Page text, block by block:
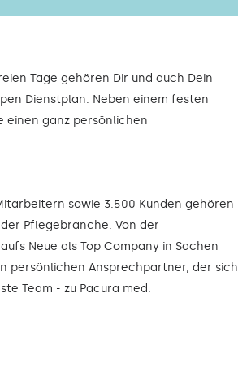
Tage gehören Dir und auch Dein
Dienstplan. Neben einem festen
einen ganz persönlichen
sowie 3.500 Kunden gehören
Pflegebranche. Von der
Neue als Top Company in Sachen
persönlichen Ansprechpartner, der sich
Team - zu Pacura med.